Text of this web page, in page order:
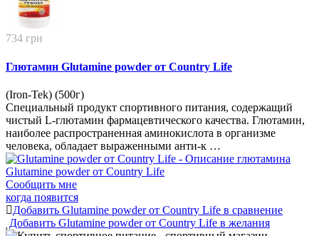
734 грн
Глютамин Glutamine powder от Country Life
(Iron-Tek) (500г)
Специальный продукт спортивного питания, содержащий
чистый L-глютамин фармацевтического качества. Глютамин,
наиболее распространенная аминокислота в организме
человека, обладает выраженными анти-к …
Сообщить мне
когда появится
Добавить Glutamine powder от Country Life в сравнение
Добавить Glutamine powder от Country Life в желания